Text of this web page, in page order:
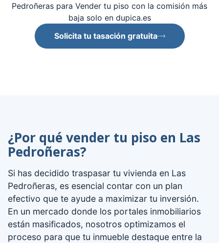
Pedroñeras para Vender tu piso con la comisión más
baja solo en dupica.es
Solicita tu tasación gratuita
¿Por qué vender tu piso en Las
Pedroñeras?
Si has decidido traspasar tu vivienda en Las
Pedroñeras, es esencial contar con un plan
efectivo que te ayude a maximizar tu inversión.
En un mercado donde los portales inmobiliarios
están masificados, nosotros optimizamos el
proceso para que tu inmueble destaque entre la